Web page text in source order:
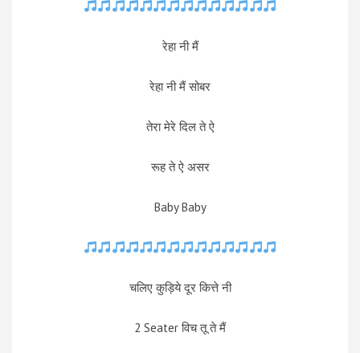
रेहा नी मैं
रेहा नी मैं सोबर
तेरा मेरे दिल ते ऐ
रूह ते ऐ असर
Baby Baby
चलिए कुड़िये दूर कित्ते नी
2 Seater विच तू ते मैं